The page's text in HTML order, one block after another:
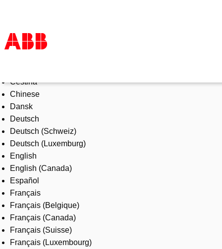
Products & Solutions
Industries
Services
About us
Where to buy
Contact us
Careers
Čeština
Chinese
Dansk
Deutsch
Deutsch (Schweiz)
Deutsch (Luxemburg)
English
English (Canada)
Español
Français
Français (Belgique)
Français (Canada)
Français (Suisse)
Français (Luxembourg)